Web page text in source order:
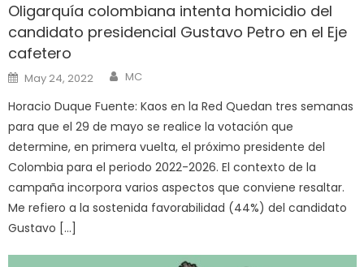
Oligarquía colombiana intenta homicidio del
candidato presidencial Gustavo Petro en el Eje
cafetero
Posted
on
May 24, 2022 Author
MC
Horacio Duque Fuente: Kaos en la Red Quedan tres semanas
para que el 29 de mayo se realice la votación que
determine, en primera vuelta, el próximo presidente del
Colombia para el periodo 2022-2026. El contexto de la
campaña incorpora varios aspectos que conviene resaltar.
Me refiero a la sostenida favorabilidad (44%) del candidato
Gustavo […]